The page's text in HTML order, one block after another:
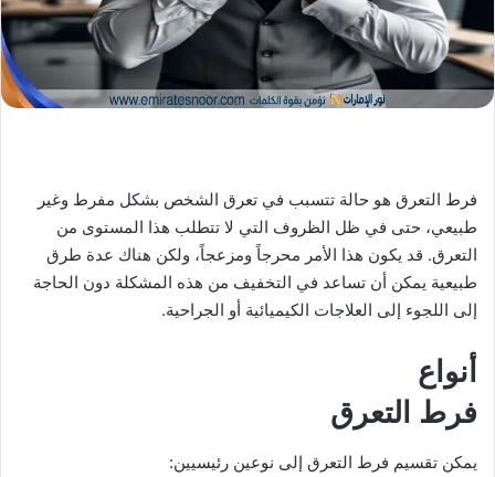
ت
ر
و
ن
فرط التعرق هو حالة تتسبب في تعرق الشخص بشكل مفرط وغير
طبيعي، حتى في ظل الظروف التي لا تتطلب هذا المستوى من
التعرق. قد يكون هذا الأمر محرجاً ومزعجاً، ولكن هناك عدة طرق
طبيعية يمكن أن تساعد في التخفيف من هذه المشكلة دون الحاجة
إلى اللجوء إلى العلاجات الكيميائية أو الجراحية.
أنواع
فرط التعرق
يمكن تقسيم فرط التعرق إلى نوعين رئيسيين: